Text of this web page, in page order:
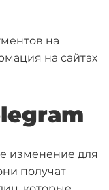
на
на сайтах
изменение для
получат